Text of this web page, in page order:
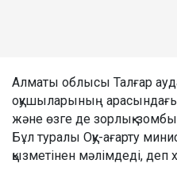
Алматы облысы Талғар
оқушыларының
және өзге де зорлық-
Бұл туралы Оқу-ағарту
қызметінен мәлімдеді, деп